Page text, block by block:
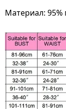
Материал: 95%